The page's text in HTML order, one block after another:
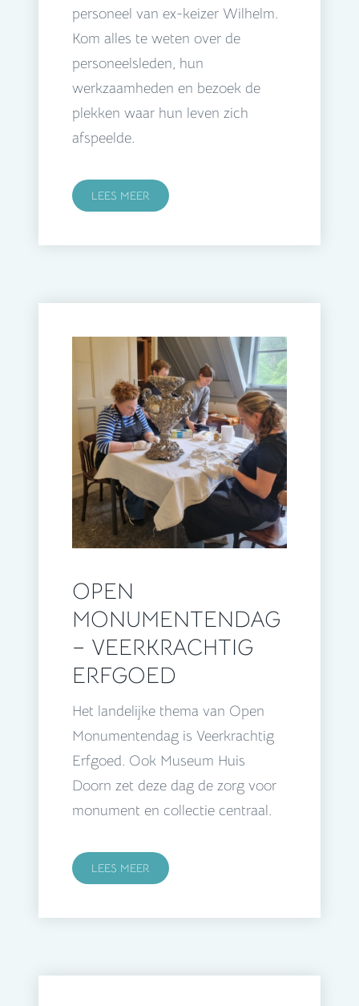
personeel van ex-keizer Wilhelm.
Kom alles te weten over de
personeelsleden, hun
werkzaamheden en bezoek de
plekken waar hun leven zich
afspeelde.
LEES MEER
OPEN
MONUMENTENDAG
– VEERKRACHTIG
ERFGOED
Het landelijke thema van Open
Monumentendag is Veerkrachtig
Erfgoed. Ook Museum Huis
Doorn zet deze dag de zorg voor
monument en collectie centraal.
LEES MEER